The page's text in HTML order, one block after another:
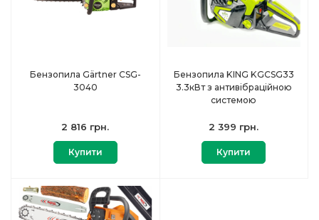
Бензопила Gärtner CSG-
3040
2 816 грн.
Купити
Бензопила KING KGCSG33
3.3кВт з антивібраційною
системою
2 399 грн.
Купити